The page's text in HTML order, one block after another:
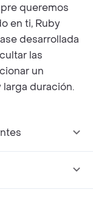
queremos
en ti, Ruby
desarrollada
las
un
duración.